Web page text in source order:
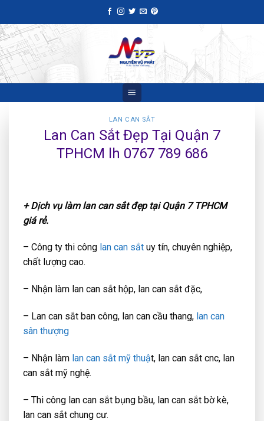
to
content
LAN CAN SẮT
Lan Can Sắt Đẹp Tại Quận 7
TPHCM lh 0767 789 686
+ Dịch vụ làm lan can sắt đẹp tại Quận 7 TPHCM
giá rẻ.
– Công ty thi công lan can sắt uy tín, chuyên nghiệp,
chất lượng cao.
– Nhận làm lan can sắt hộp, lan can sắt đặc,
– Lan can sắt ban công, lan can cầu thang, lan can
sân thượng
– Nhận làm lan can sắt mỹ thuật, lan can sắt cnc, lan
can sắt mỹ nghệ.
– Thi công lan can sắt bụng bầu, lan can sắt bờ kè,
lan can sắt chung cư.